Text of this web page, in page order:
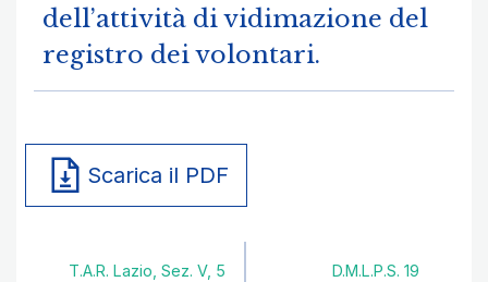
dell’attività di vidimazione del
registro dei volontari.
Scarica il PDF
T.A.R. Lazio, Sez. V, 5
D.M.L.P.S. 19